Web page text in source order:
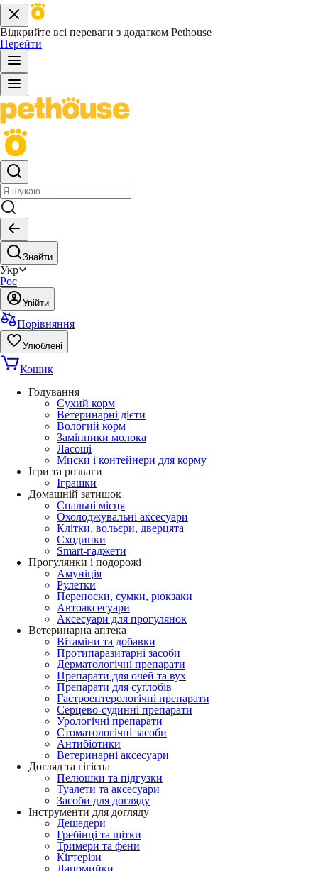
Відкрийте всі переваги з додатком Pethouse
Перейти
Знайти
Укр
Рос
Увійти
Порівняння
Улюблені
Кошик
Годування
Сухий корм
Ветеринарні дієти
Вологий корм
Замінники молока
Ласощі
Миски і контейнери для корму
Ігри та розваги
Іграшки
Домашній затишок
Спальні місця
Охолоджувальні аксесуари
Клітки, вольєри, дверцята
Сходинки
Smart-гаджети
Прогулянки і подорожі
Амуніція
Рулетки
Переноски, сумки, рюкзаки
Автоаксесуари
Аксесуари для прогулянок
Ветеринарна аптека
Вітаміни та добавки
Протипаразитарні засоби
Дерматологічні препарати
Препарати для очей та вух
Препарати для суглобів
Гастроентерологічні препарати
Серцево-судинні препарати
Урологічні препарати
Стоматологічні засоби
Антибіотики
Ветеринарні аксесуари
Догляд та гігієна
Пелюшки та підгузки
Туалети та аксесуари
Засоби для догляду
Інструменти для догляду
Дешедери
Гребінці та щітки
Тримери та фени
Кігтерізи
Лапомийки